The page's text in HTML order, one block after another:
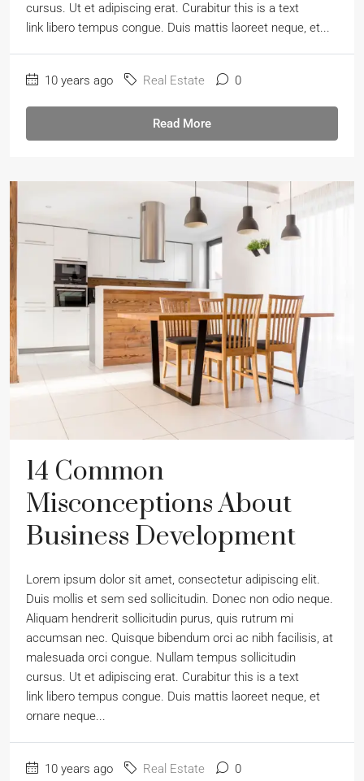
cursus. Ut et adipiscing erat. Curabitur this is a text
link libero tempus congue. Duis mattis laoreet neque, et...
10 years ago Real Estate 0
Read More
14 Common
Misconceptions About
Business Development
Lorem ipsum dolor sit amet, consectetur adipiscing elit.
Duis mollis et sem sed sollicitudin. Donec non odio neque.
Aliquam hendrerit sollicitudin purus, quis rutrum mi
accumsan nec. Quisque bibendum orci ac nibh facilisis, at
malesuada orci congue. Nullam tempus sollicitudin
cursus. Ut et adipiscing erat. Curabitur this is a text
link libero tempus congue. Duis mattis laoreet neque, et
ornare neque...
10 years ago Real Estate 0